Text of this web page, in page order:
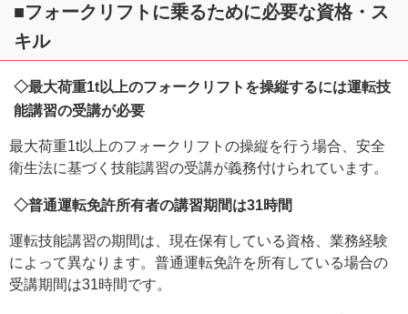
■フォークリフトに乗るために必要な資格・ス
キル
◇最大荷重1t以上のフォークリフトを操縦するには運転技
能講習の受講が必要
最大荷重1t以上のフォークリフトの操縦を行う場合、安全
衛生法に基づく技能講習の受講が義務付けられています。
◇普通運転免許所有者の講習期間は31時間
運転技能講習の期間は、現在保有している資格、業務経験
によって異なります。普通運転免許を所有している場合の
受講期間は31時間です。